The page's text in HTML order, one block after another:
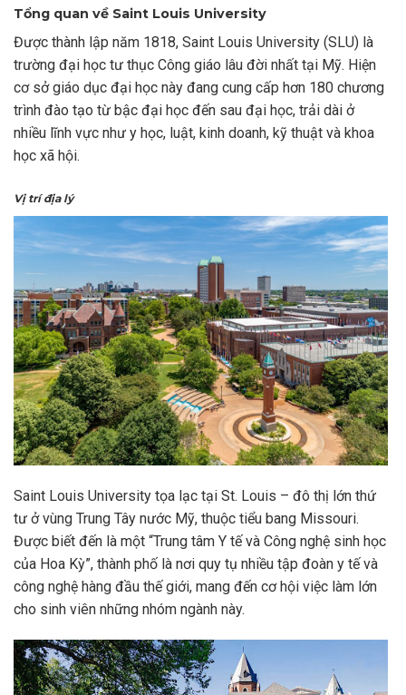
Tổng quan về Saint Louis University
Được thành lập năm 1818, Saint Louis University (SLU) là
trường đại học tư thục Công giáo lâu đời nhất tại Mỹ. Hiện
cơ sở giáo dục đại học này đang cung cấp hơn 180 chương
trình đào tạo từ bậc đại học đến sau đại học, trải dài ở
nhiều lĩnh vực như y học, luật, kinh doanh, kỹ thuật và khoa
học xã hội.
Vị trí địa lý
Saint Louis University tọa lạc tại St. Louis – đô thị lớn thứ
tư ở vùng Trung Tây nước Mỹ, thuộc tiểu bang Missouri.
Được biết đến là một “Trung tâm Y tế và Công nghệ sinh học
của Hoa Kỳ”, thành phố là nơi quy tụ nhiều tập đoàn y tế và
công nghệ hàng đầu thế giới, mang đến cơ hội việc làm lớn
cho sinh viên những nhóm ngành này.